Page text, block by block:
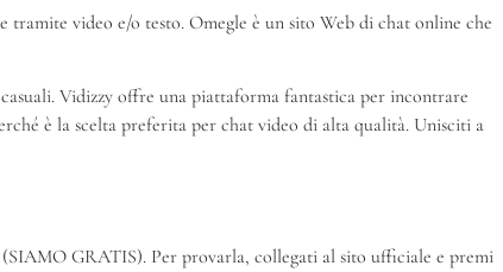
video e/o testo. Omegle è un sito Web di chat online che
Vidizzy offre una piattaforma fantastica per incontrare
è la scelta preferita per chat video di alta qualità. Unisciti a
GRATIS). Per provarla, collegati al sito ufficiale e premi